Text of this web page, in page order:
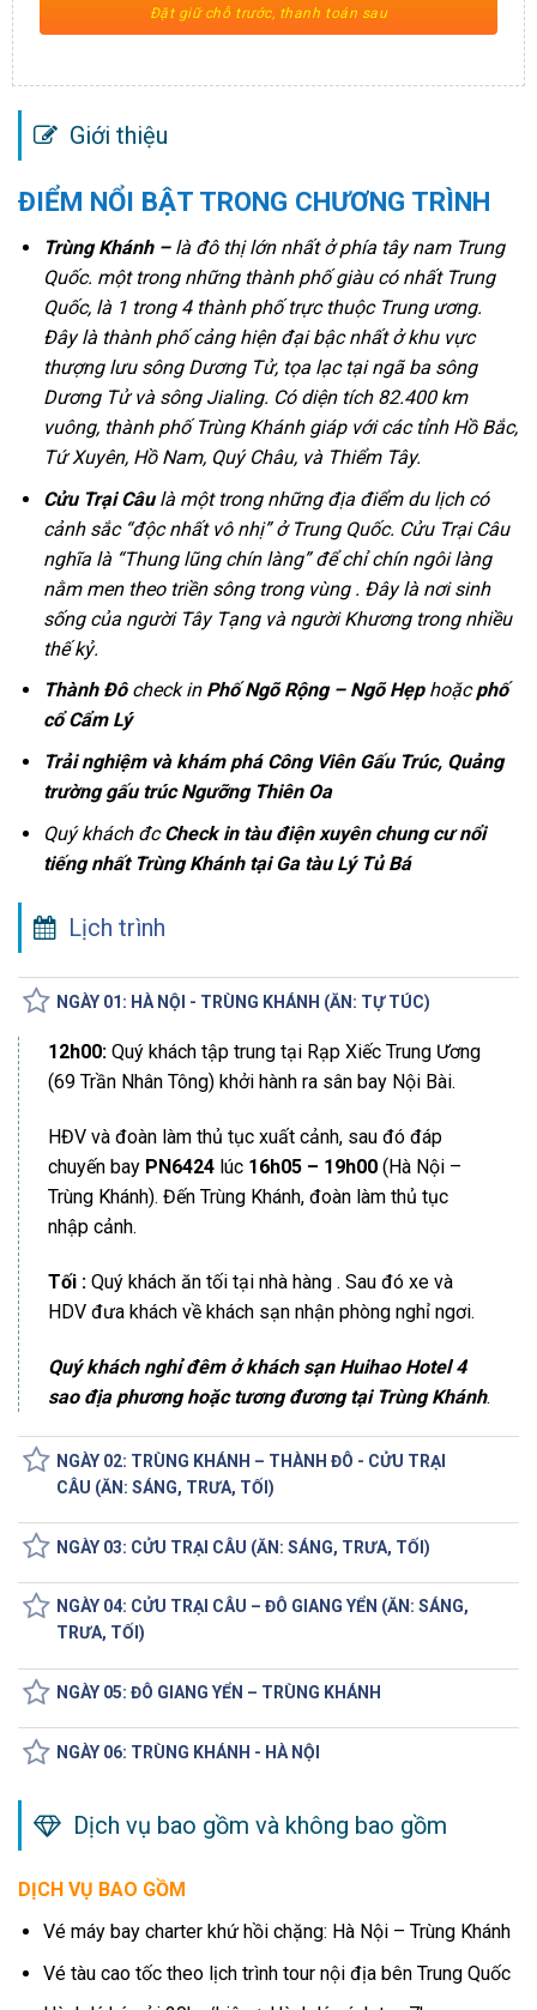
Giới thiệu
ĐIỂM NỔI BẬT TRONG CHƯƠNG TRÌNH
Trùng Khánh –là đô thị lớn nhất ở phía tây nam Trung
Quốc. một trong những thành phố giàu có nhất Trung
Quốc, là 1 trong 4 thành phố trực thuộc Trung ương.
Đây là thành phố cảng hiện đại bậc nhất ở khu vực
thượng lưu sông Dương Tử, tọa lạc tại ngã ba sông
Dương Tử và sông Jialing. Có diện tích 82.400 km
vuông, thành phố Trùng Khánh giáp với các tỉnh Hồ Bắc,
Tứ Xuyên, Hồ Nam, Quý Châu, và Thiểm Tây.
Cửu Trại Câu là một trong những địa điểm du lịch có
cảnh sắc “độc nhất vô nhị” ở Trung Quốc. Cửu Trại Câu
nghĩa là “Thung lũng chín làng” để chỉ chín ngôi làng
nằm men theo triền sông trong vùng . Đây là nơi sinh
sống của người Tây Tạng và người Khương trong nhiều
thế kỷ.
Thành Đô check in Phố Ngõ Rộng – Ngõ Hẹphoặcphố
cổ Cẩm Lý
Trải nghiệm và khám phá Công Viên Gấu Trúc, Quảng
trường gấu trúc Ngưỡng Thiên Oa
Quý khách đcCheck in tàu điện xuyên chung cư nổi
tiếng nhất Trùng Khánh tại Ga tàu Lý Tủ Bá
Lịch trình
NGÀY 01: HÀ NỘI - TRÙNG KHÁNH (ĂN: TỰ TÚC)
12h00: Quý khách tập trung tại Rạp Xiếc Trung Ương
(69 Trần Nhân Tông) khởi hành ra sân bay Nội Bài.
HĐV và đoàn làm thủ tục xuất cảnh, sau đó đáp
chuyến bay PN6424 lúc 16h05 – 19h00 (Hà Nội –
Trùng Khánh). Đến Trùng Khánh, đoàn làm thủ tục
nhập cảnh.
Tối : Quý khách ăn tối tại nhà hàng . Sau đó xe và
HDV đưa khách về khách sạn nhận phòng nghỉ ngơi.
Quý khách nghỉ đêm ở khách sạn Huihao Hotel 4
sao địa phương hoặc tương đương tại Trùng Khánh.
NGÀY 02: TRÙNG KHÁNH – THÀNH ĐÔ - CỬU TRẠI
CÂU (ĂN: SÁNG, TRƯA, TỐI)
NGÀY 03: CỬU TRẠI CÂU (ĂN: SÁNG, TRƯA, TỐI)
NGÀY 04: CỬU TRẠI CÂU – ĐÔ GIANG YỂN (ĂN: SÁNG,
TRƯA, TỐI)
NGÀY 05: ĐÔ GIANG YỂN – TRÙNG KHÁNH
NGÀY 06: TRÙNG KHÁNH - HÀ NỘI
Dịch vụ bao gồm và không bao gồm
DỊCH VỤ BAO GỒM
Vé máy bay charter khứ hồi chặng: Hà Nội – Trùng Khánh
Vé tàu cao tốc theo lịch trình tour nội địa bên Trung Quốc